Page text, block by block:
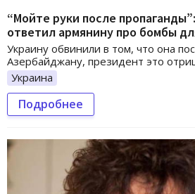
“Мойте руки после
ответил армянину про бомбы
Украину обвинили в том, что она
Азербайджану, президент это
Украина
Подробнее